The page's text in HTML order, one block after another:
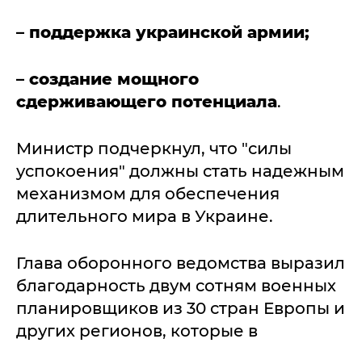
– поддержка украинской армии;
– создание мощного
сдерживающего потенциала.
Министр подчеркнул, что "силы
успокоения" должны стать надежным
механизмом для обеспечения
длительного мира в Украине.
Глава оборонного ведомства выразил
благодарность двум сотням военных
планировщиков из 30 стран Европы и
других регионов, которые в